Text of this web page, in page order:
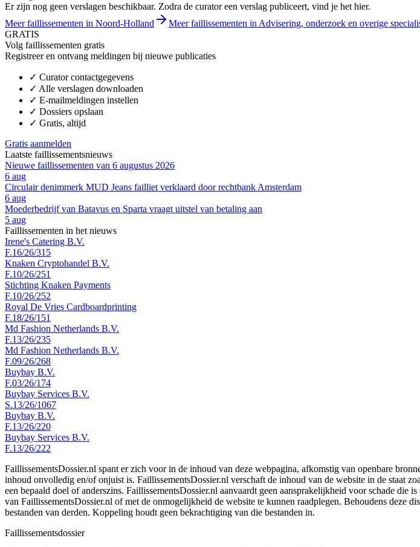
Er zijn nog geen verslagen beschikbaar. Zodra de curator een verslag publiceert, vind je het hier.
Meer faillissementen in Noord-Holland
Meer faillissementen in Advisering, onderzoek en overige
GRATIS
Volg faillissementen gratis
Registreer en ontvang meldingen bij nieuwe publicaties
✓ Curator contactgegevens
✓ Alle verslagen downloaden
✓ E-mailmeldingen instellen
✓ Dossiers opslaan
✓ Gratis, altijd
Gratis aanmelden
Laatste faillissementsnieuws
Nieuwe faillissementen van 6 augustus 2026
6 aug
Circulair denimmerk MUD Jeans failliet verklaard door rechtbank Amsterdam
6 aug
Moederbedrijf van Batavus en Sparta vraagt uitstel van betaling aan
5 aug
Faillissementen in het nieuws
Irene's Catering B.V.
F.16/26/315
Knaken Cryptohandel B.V.
F.10/26/251
Stichting Knaken Payments
F.10/26/252
Royal De Vries Cardboardprinting
F.18/26/151
Md Fashion Netherlands B.V.
F.13/26/235
Md Fashion Netherlands B.V.
F.09/26/268
Buybay B.V.
F.03/26/174
Buybay Services B.V.
S.13/26/1067
Buybay B.V.
F.13/26/220
Buybay Services B.V.
F.13/26/222
FaillissementsDossier.nl spant er zich voor in de inhoud van deze webpagina, afkomstig van openbare
inhoud onvolledig en/of onjuist is. FaillissementsDossier.nl verschaft de inhoud van de website in de staat
een bepaald doel of anderszins. FaillissementsDossier.nl aanvaardt geen aansprakelijkheid voor schade
van FaillissementsDossier.nl of met de onmogelijkheid de website te kunnen raadplegen. Behoudens deze
bestanden van derden. Koppeling houdt geen bekrachtiging van die bestanden in.
Faillissementsdossier